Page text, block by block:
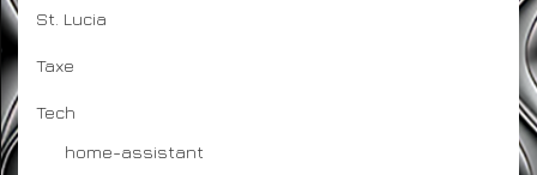
St. Lucia
Taxe
Tech
home-assistant